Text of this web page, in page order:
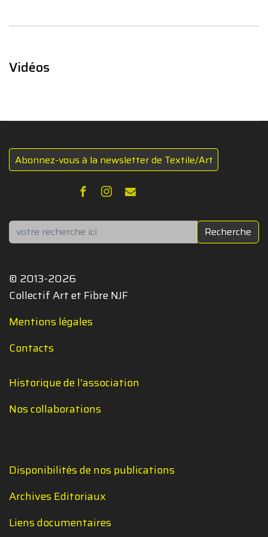
Vidéos
Abonnez-vous à la newsletter de Textile/Art
Rechercher Recherche
© 2013-2026
Collectif Art et Fibre NJF
Mentions légales
Contacts
Historique de l'association
Nos collaborations
Disponibilités de nos publications
Archives Editoriaux
Liens documentaires